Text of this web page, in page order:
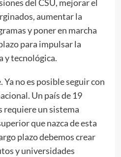
del CSU, mejorar el
aumentar la
y poner en marcha
para impulsar la
y tecnológica.
no es posible seguir con
Un país de 19
requiere un sistema
que nazca de esta
plazo debemos crear
y universidades